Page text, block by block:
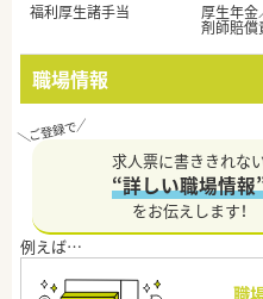
福利厚生諸手当
厚生年金
剤師賠償
職場情報
求人票に書ききれな
“詳しい職場情報
をお伝えします！